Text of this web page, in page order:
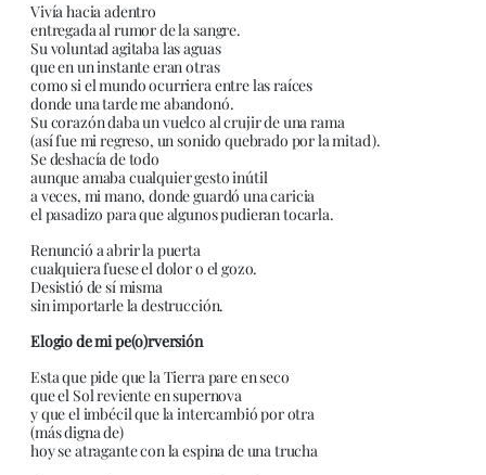
Vivía hacia adentro
entregada al rumor de la sangre.
Su voluntad agitaba las aguas
que en un instante eran otras
como si el mundo ocurriera entre las raíces
donde una tarde me abandonó.
Su corazón daba un vuelco al crujir de una rama
(así fue mi regreso, un sonido quebrado por la mitad).
Se deshacía de todo
aunque amaba cualquier gesto inútil
a veces, mi mano, donde guardó una caricia
el pasadizo para que algunos pudieran tocarla.
Renunció a abrir la puerta
cualquiera fuese el dolor o el gozo.
Desistió de sí misma
sin importarle la destrucción.
Elogio de mi pe(o)rversión
Esta que pide que la Tierra pare en seco
que el Sol reviente en supernova
y que el imbécil que la intercambió por otra
(más digna de)
hoy se atragante con la espina de una trucha